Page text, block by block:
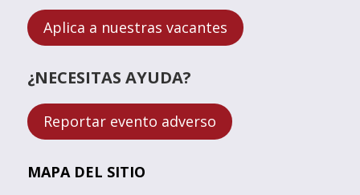
Aplica a nuestras vacantes
¿NECESITAS AYUDA?
Reportar evento adverso
MAPA DEL SITIO